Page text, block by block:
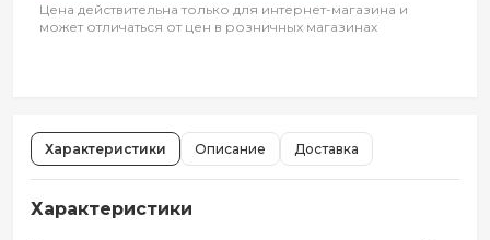
Цена действительна только для интернет-магазина и
может отличаться от цен в розничных магазинах
Характеристики Описание Доставка
Характеристики